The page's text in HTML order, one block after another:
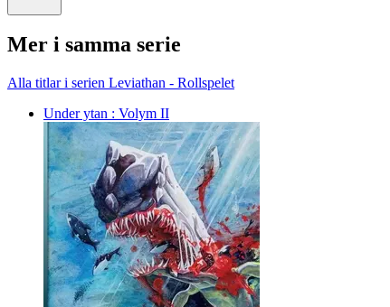
Mer i samma serie
Alla titlar i serien Leviathan - Rollspelet
Under ytan : Volym II